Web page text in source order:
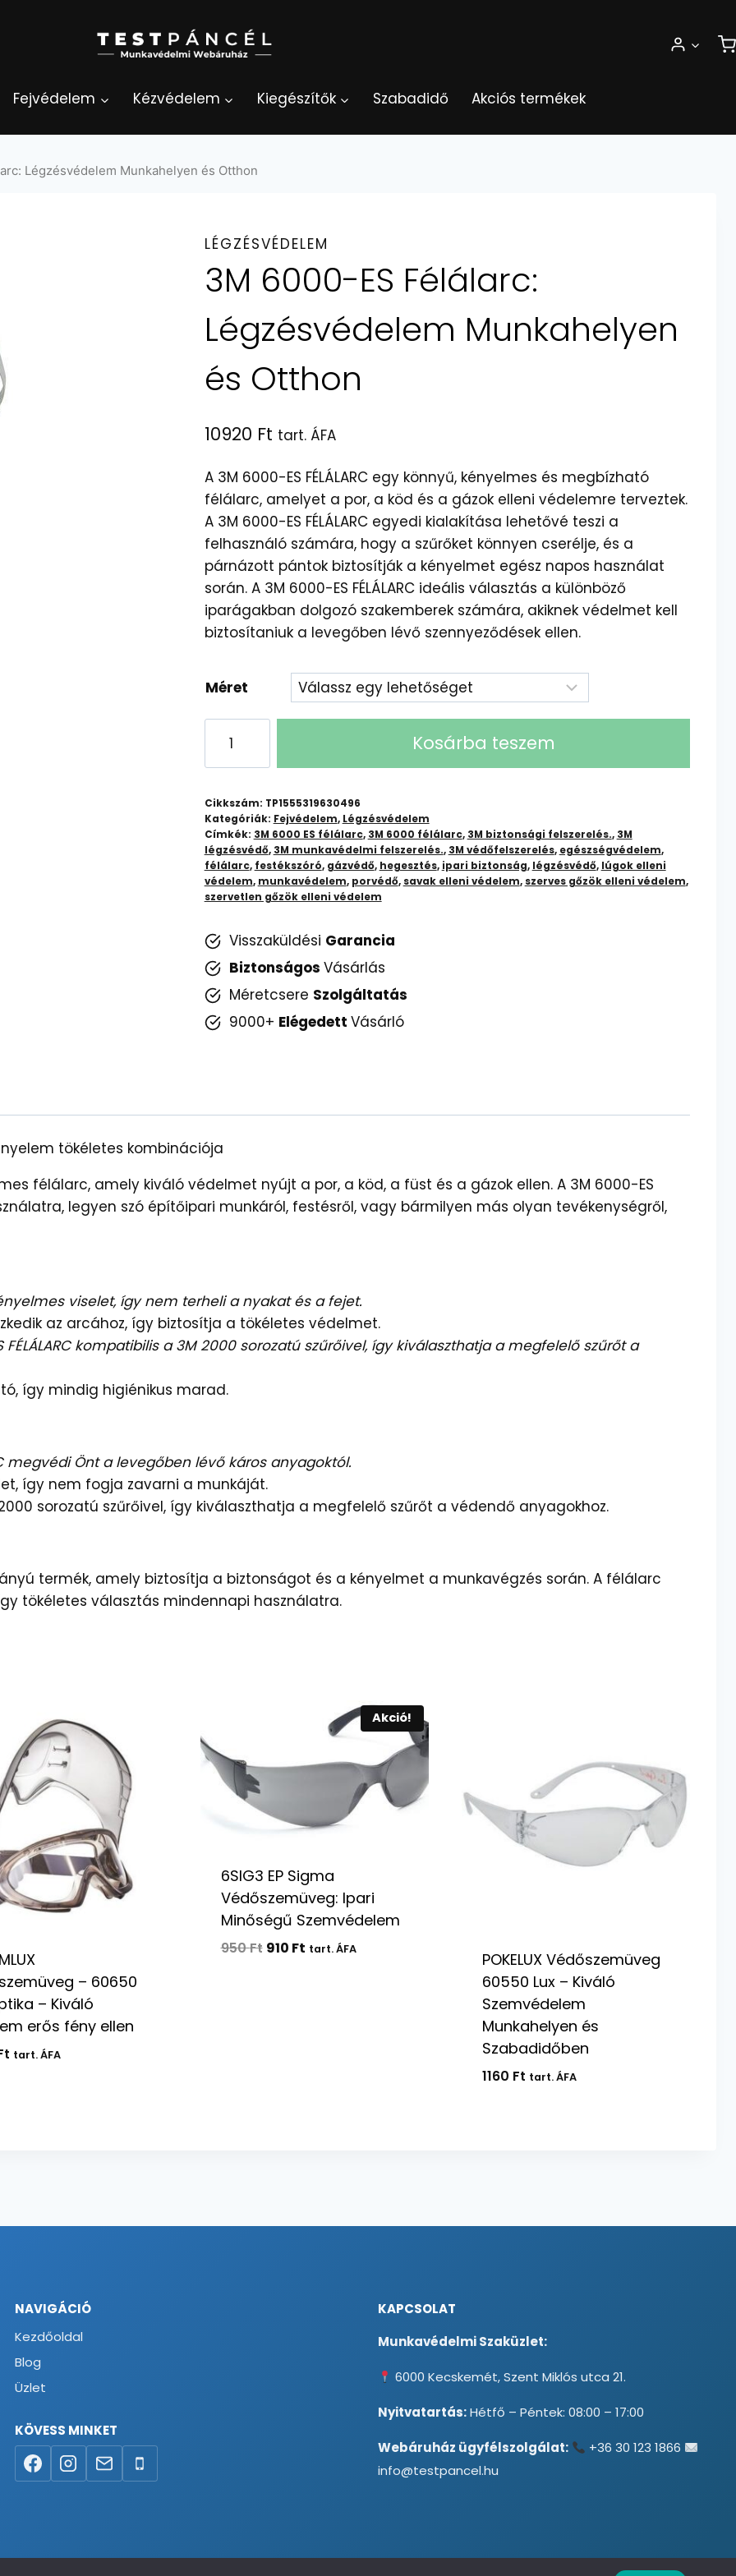
Fejvédelem Kézvédelem Kiegészítők Szabadidő Akciós termékek
Légzésvédelem Munkahelyen és Otthon
LÉGZÉSVÉDELEM
3M 6000-ES Félálarc:
Légzésvédelem Munkahelyen
és Otthon
10920 Ft tart. ÁFA
A 3M 6000-ES FÉLÁLARC egy könnyű, kényelmes és megbízható
félálarc, amelyet a por, a köd és a gázok elleni védelemre terveztek.
A 3M 6000-ES FÉLÁLARC egyedi kialakítása lehetővé teszi a
felhasználó számára, hogy a szűrőket könnyen cserélje, és a
párnázott pántok biztosítják a kényelmet egész napos használat
során. A 3M 6000-ES FÉLÁLARC ideális választás a különböző
iparágakban dolgozó szakemberek számára, akiknek védelmet kell
biztosítaniuk a levegőben lévő szennyeződések ellen.
Méret
6000-
ES
Félálarc:
Légzésvédelem
Munkahelyen
és
Otthon
mennyiség
Kosárba teszem
Cikkszám: TP1555319630496
Kategóriák: Fejvédelem, Légzésvédelem
Címkék: 3M 6000 ES félálarc, 3M 6000 félálarc, 3M biztonsági felszerelés., 3M
légzésvédő, 3M munkavédelmi felszerelés., 3M védőfelszerelés, egészségvédelem,
félálarc, festékszóró, gázvédő, hegesztés, ipari biztonság, légzésvédő, lúgok elleni
védelem, munkavédelem, porvédő, savak elleni védelem, szerves gőzök elleni védelem,
szervetlen gőzök elleni védelem
Visszaküldési Garancia
Biztonságos Vásárlás
Méretcsere Szolgáltatás
9000+ Elégedett Vásárló
tökéletes kombinációja
félálarc, amely kiváló védelmet nyújt a por, a köd, a füst és a gázok ellen. A 3M 6000-ES
legyen szó építőipari munkáról, festésről, vagy bármilyen más olyan tevékenységről,
viselet, így nem terheli a nyakat és a fejet.
az arcához, így biztosítja a tökéletes védelmet.
FÉLÁLARC kompatibilis a 3M 2000 sorozatú szűrőivel, így kiválaszthatja a megfelelő szűrőt a
így mindig higiénikus marad.
megvédi Önt a levegőben lévő káros anyagoktól.
így nem fogja zavarni a munkáját.
sorozatú szűrőivel, így kiválaszthatja a megfelelő szűrőt a védendő anyagokhoz.
termék, amely biztosítja a biztonságot és a kényelmet a munkavégzés során. A félálarc
tökéletes választás mindennapi használatra.
– 60650
– Kiváló
erős fény ellen
tart. ÁFA
Akció!
6SIG3 EP Sigma
Védőszemüveg: Ipari
Minőségű Szemvédelem
950Ft Original
910 FtCurrent
tart. ÁFA
POKELUX Védőszemüveg
60550 Lux – Kiváló
Szemvédelem
Munkahelyen és
Szabadidőben
1160 Ft tart. ÁFA
NAVIGÁCIÓ
Kezdőoldal
Blog
Üzlet
KÖVESS MINKET
KAPCSOLAT
Munkavédelmi Szaküzlet:
6000 Kecskemét, Szent Miklós utca 21.
Nyitvatartás:Hétfő – Péntek: 08:00 – 17:00
Webáruház ügyfélszolgálat:
+36 30 123 1866
info@testpancel.hu